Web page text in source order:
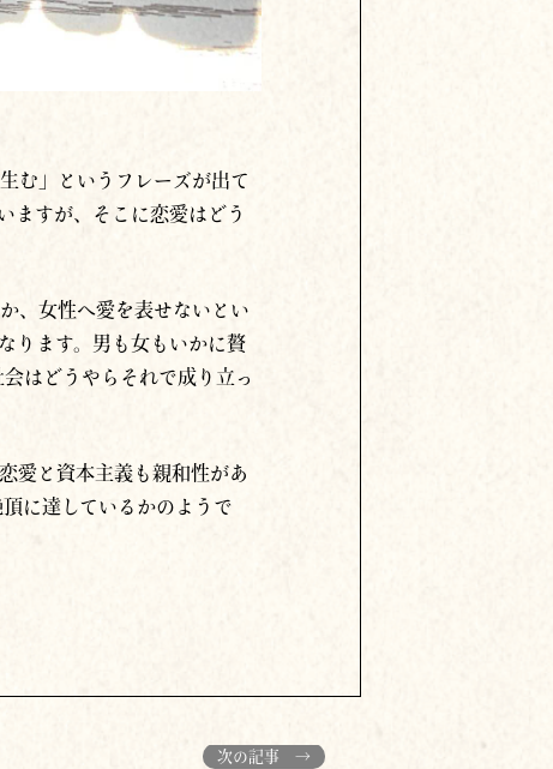
む」というフレーズが出て
ますが、そこに恋愛はどう
、女性へ愛を表せないとい
ります。男も女もいかに贅
はどうやらそれで成り立っ
愛と資本主義も親和性があ
に達しているかのようで
次の記事 →